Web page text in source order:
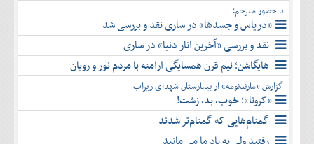
با حضور مترجم؛
«دریاس و جسدها» در ساری نقد و بررسی شد
نقد و بررسی «آخرین انار دنیا» در ساری
هایگاشن؛ نیم قرن همسایگی ارامنه با مردم نور و رویان
گزارش «مازندنومه» از بیمارستان شهدای زیراب
«کرونا»؛ خوب، بد، زشت!
گمنام‌هایی که گمنام‌تر شدند